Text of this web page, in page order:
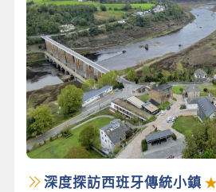
深度探訪西班牙傳統小鎮 ★